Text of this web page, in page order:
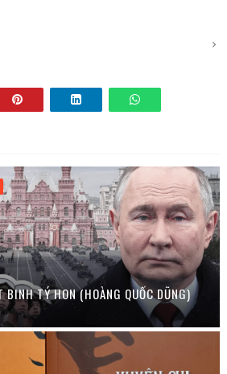
TÝ HON (HOÀNG QUỐC DŨNG)